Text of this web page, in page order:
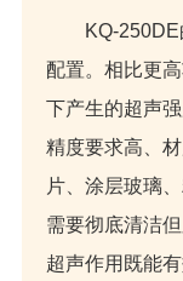
KQ-
配置。相比更
下产生的超声
精度要求高、
片、涂层玻璃
需要彻底清洁
超声作用既能